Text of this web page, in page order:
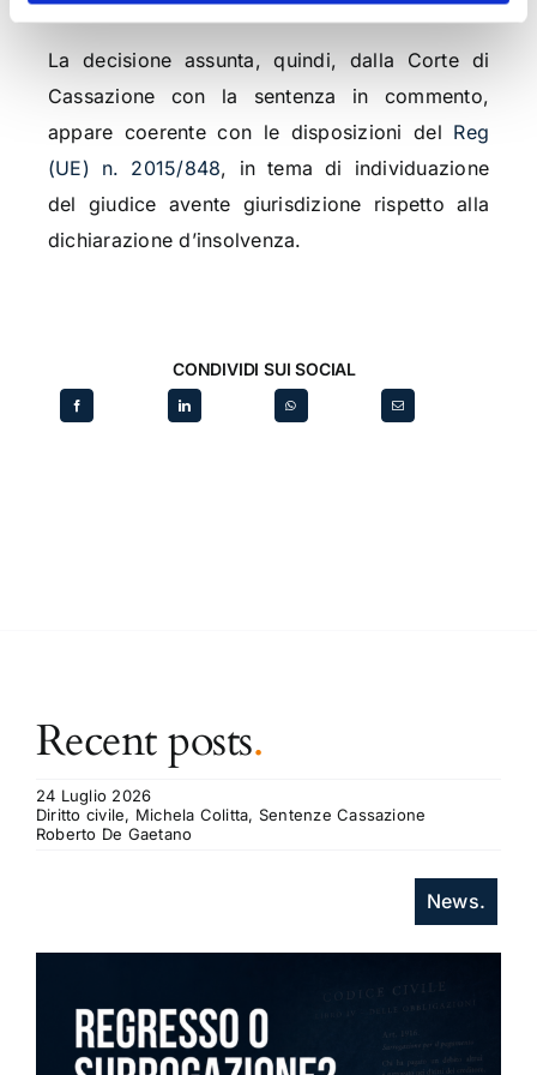
La decisione assunta, quindi, dalla Corte di
Cassazione con la sentenza in commento,
appare coerente con le disposizioni del Reg
(UE) n. 2015/848, in tema di individuazione
del giudice avente giurisdizione rispetto alla
dichiarazione d’insolvenza.
CONDIVIDI SUI SOCIAL
Recent posts.
24 Luglio 2026
Diritto civile, Michela Colitta, Sentenze Cassazione
Roberto De Gaetano
News.